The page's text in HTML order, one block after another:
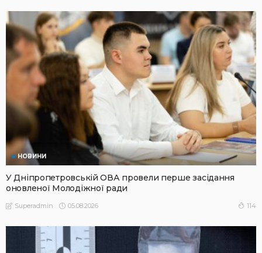
НОВИНИ
У Дніпропетровській ОВА провели перше засідання
оновленої Молодіжної ради
Superadmin 05.08.2026 114